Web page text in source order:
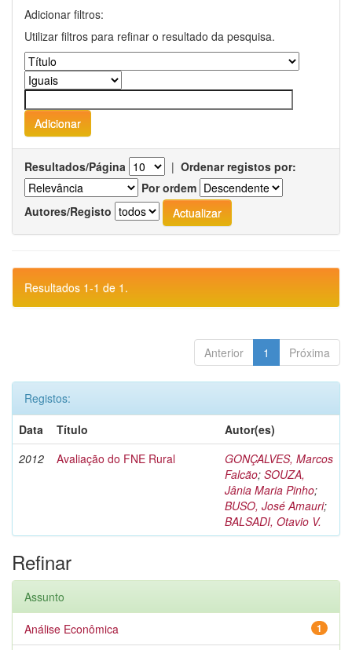
Adicionar filtros:
Utilizar filtros para refinar o resultado da pesquisa.
Resultados/Página | Ordenar registos por:
Por ordem
Autores/Registo
Resultados 1-1 de 1.
Anterior 1 Próxima
Registos:
Data
Título
Autor(es)
2012
Avaliação do FNE Rural
GONÇALVES, Marcos
Falcão; SOUZA,
Jânia Maria Pinho;
BUSO, José Amauri;
BALSADI, Otavio V.
Refinar
Assunto
1
Análise Econômica